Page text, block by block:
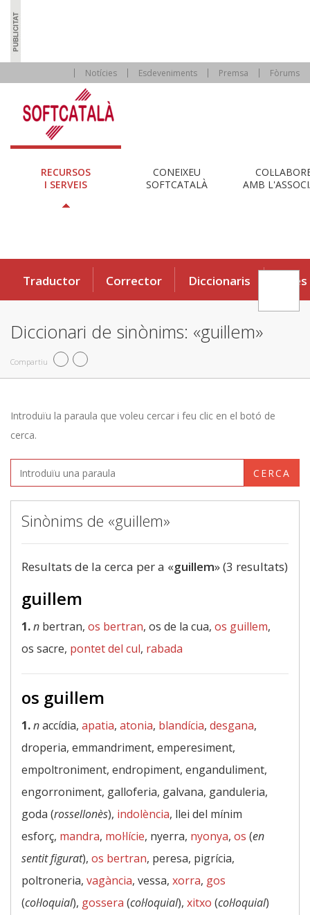
Notícies Esdeveniments Premsa Fòrums
RECURSOS
I SERVEIS
CONEIXEU
SOFTCATALÀ
AMB
Traductor Corrector Diccionaris Eines
Diccionari de sinònims: «guillem»
Compartiu
Introduïu la paraula que voleu cercar i feu clic en el botó de
cerca.
CERCA
Sinònims de «guillem»
Resultats de la cerca per a «guillem» (3 resultats)
guillem
1.n bertran, os bertran, os de la cua, os guillem,
os sacre, pontet del cul, rabada
os guillem
1.naccídia, apatia, atonia, blandícia, desgana,
droperia, emmandriment, emperesiment,
empoltroniment, endropiment, enganduliment,
engorroniment, galloferia, galvana, ganduleria,
goda (rossellonès), indolència, llei del mínim
esforç, mandra, mol·lície, nyerra, nyonya, os (en
sentit figurat), os bertran, peresa, pigrícia,
poltroneria, vagància, vessa, xorra, gos
(col·loquial), gossera (col·loquial), xitxo (col·loquial)